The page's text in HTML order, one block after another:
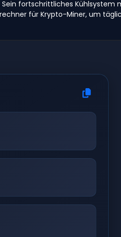
fortschrittliches Kühlsystem
für Krypto-Miner, um